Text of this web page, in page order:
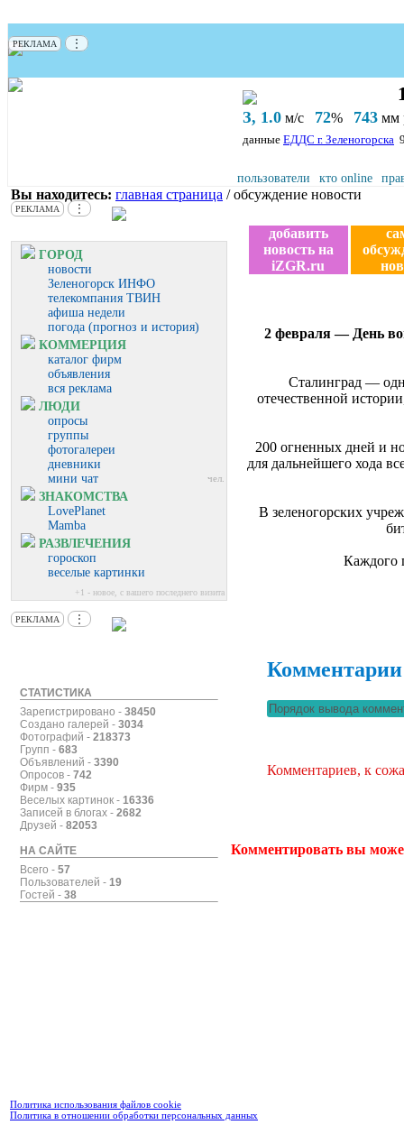
РЕКЛАМА ⋮
З, 1.0 м/с 72% 743 мм
данные ЕДДС г. Зеленогорска
пользователи кто online
Вы находитесь: главная страница / обсуждение новости
РЕКЛАМА ⋮
ГОРОД
новости
Зеленогорск ИНФО
телекомпания ТВИН
афиша недели
погода (прогноз и история)
КОММЕРЦИЯ
каталог фирм
объявления
вся реклама
ЛЮДИ
опросы
группы
фотогалереи
дневники
мини чат
чел.
ЗНАКОМСТВА
LovePlanet
Mamba
РАЗВЛЕЧЕНИЯ
гороскоп
веселые картинки
+1 - новое, с вашего последнего визита
РЕКЛАМА ⋮
СТАТИСТИКА
Зарегистрировано - 38450
Создано галерей - 3034
Фотографий - 218373
Групп - 683
Объявлений - 3390
Опросов - 742
Фирм - 935
Веселых картинок - 16336
Записей в блогах - 2682
Друзей - 82053
НА САЙТЕ
Всего - 57
Пользователей - 19
Гостей - 38
добавить
новость на
iZGR.ru
2 февраля — День
Сталинград —
отечественной
200 огненных дней и
для дальнейшего хода
В зеленогорских
Каждого
Комментарии
Комментариев, к
Комментировать вы
Политика использования файлов cookie
Политика в отношении обработки персональных данных